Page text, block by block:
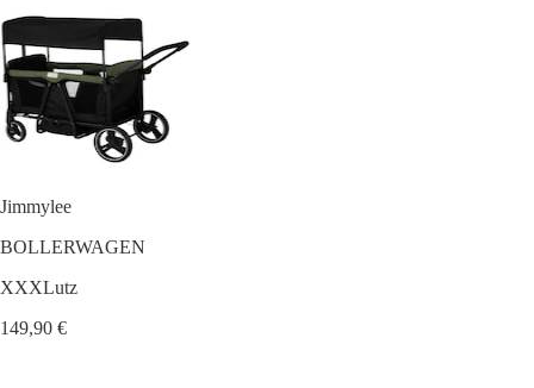
Jimmylee
BOLLERWAGEN
XXXLutz
149,90 €